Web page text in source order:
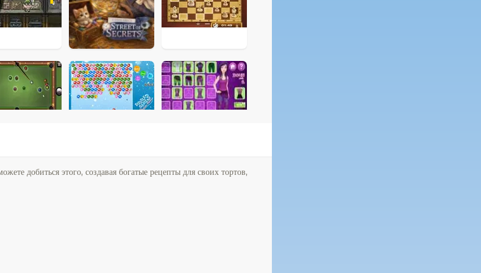
добиться этого, создавая богатые рецепты для своих тортов,